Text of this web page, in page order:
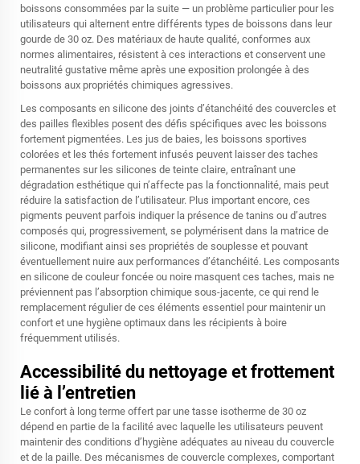
boissons consommées par la suite — un problème particulier pour les
utilisateurs qui alternent entre différents types de boissons dans leur
gourde de 30 oz. Des matériaux de haute qualité, conformes aux
normes alimentaires, résistent à ces interactions et conservent une
neutralité gustative même après une exposition prolongée à des
boissons aux propriétés chimiques agressives.
Les composants en silicone des joints d’étanchéité des couvercles et
des pailles flexibles posent des défis spécifiques avec les boissons
fortement pigmentées. Les jus de baies, les boissons sportives
colorées et les thés fortement infusés peuvent laisser des taches
permanentes sur les silicones de teinte claire, entraînant une
dégradation esthétique qui n’affecte pas la fonctionnalité, mais peut
réduire la satisfaction de l’utilisateur. Plus important encore, ces
pigments peuvent parfois indiquer la présence de tanins ou d’autres
composés qui, progressivement, se polymérisent dans la matrice de
silicone, modifiant ainsi ses propriétés de souplesse et pouvant
éventuellement nuire aux performances d’étanchéité. Les composants
en silicone de couleur foncée ou noire masquent ces taches, mais ne
préviennent pas l’absorption chimique sous-jacente, ce qui rend le
remplacement régulier de ces éléments essentiel pour maintenir un
confort et une hygiène optimaux dans les récipients à boire
fréquemment utilisés.
Accessibilité du nettoyage et frottement
lié à l’entretien
Le confort à long terme offert par une tasse isotherme de 30 oz
dépend en partie de la facilité avec laquelle les utilisateurs peuvent
maintenir des conditions d’hygiène adéquates au niveau du couvercle
et de la paille. Des mécanismes de couvercle complexes, comportant